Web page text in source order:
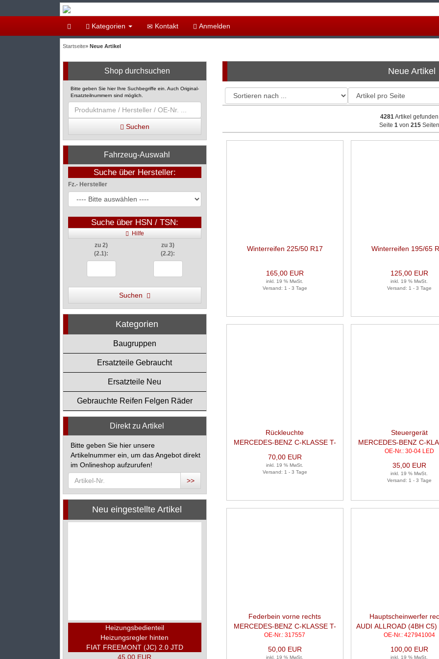
Kategorien Kontakt Anmelden
Startseite» Neue Artikel
Shop durchsuchen
Bitte geben Sie hier Ihre Suchbegriffe ein. Auch Original-
Ersatzteilnummern sind möglich.
Suchen
Fahrzeug-Auswahl
Suche über Hersteller:
Fz.- Hersteller
Suche über HSN / TSN:
Hilfe
zu 2)
(2.1):
zu 3)
(2.2):
Suchen
Kategorien
Baugruppen
Ersatzteile Gebraucht
Ersatzteile Neu
Gebrauchte Reifen Felgen Räder
Direkt zu Artikel
Bitte geben Sie hier unsere
Artikelnummer ein, um das Angebot direkt
im Onlineshop aufzurufen!
>>
Neu eingestellte Artikel
Heizungsbedienteil
Heizungsregler hinten
FIAT FREEMONT (JC) 2.0 JTD
45,00 EUR
Neue Artikel
4281Artikel gefunden
Seite 1von 215Seiten
Winterreifen 225/50 R17
165,00 EUR
inkl. 19 % MwSt.
Versand: 1 - 3 Tage
Winterreifen 195/65
125,00 EUR
inkl. 19 % MwSt.
Versand: 1 - 3 Tage
Rückleuchte
MERCEDES-BENZ C-KLASSE T-
KOMPRESSOR
70,00 EUR
inkl. 19 % MwSt.
Versand: 1 - 3 Tage
Steuergerät
MERCEDES-BENZ C-
MODEL (S203) C 180
KOMPRESSOR
OE-Nr.: 30-04 LED
35,00 EUR
inkl. 19 % MwSt.
Versand: 1 - 3 Tage
Federbein vorne rechts
MERCEDES-BENZ C-KLASSE T-
MODEL (S203) C 180
KOMPRESSOR
OE-Nr.: 317557
50,00 EUR
inkl. 19 % MwSt.
Hauptscheinwerfer
AUDI ALLROAD (4BH C5)
QUATTRO
OE-Nr.: 427941004
100,00 EUR
inkl. 19 % MwSt.